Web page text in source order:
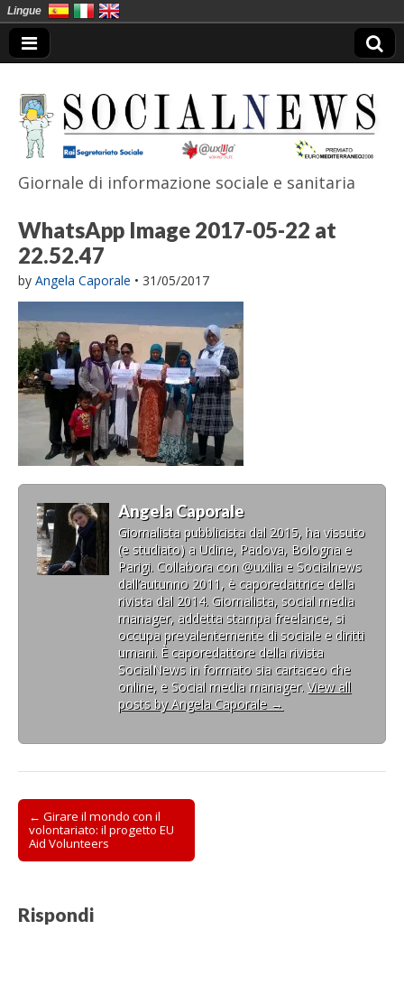
SocialNews
Giornale di informazione sociale e sanitaria
WhatsApp Image 2017-05-22 at
22.52.47
by Angela Caporale • 31/05/2017
Angela Caporale
Giornalista pubblicista dal 2015, ha vissuto
(e studiato) a Udine, Padova, Bologna e
Parigi. Collabora con @uxilia e Socialnews
dall’autunno 2011, è caporedattrice della
rivista dal 2014. Giornalista, social media
manager, addetta stampa freelance, si
occupa prevalentemente di sociale e diritti
umani. È caporedattore della rivista
SocialNews in formato sia cartaceo che
online, e Social media manager. View all
posts by Angela Caporale →
Post
navigation
← Girare il mondo con il
volontariato: il progetto EU
Aid Volunteers
Rispondi
Lingue